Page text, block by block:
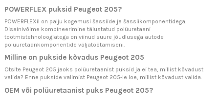
POWERFLEX puksid Peugeot 205?
POWERFLEXil on palju kogemusi šassiide ja šassiikomponentidega.
Disainivõime kombineerimine täiustatud polüuretaani
tootmistehnoloogiatega on viinud suure jõudlusega autode
polüuretaankomponentide väljatöötamiseni.
Milline on pukside kõvadus Peugeot 205
Otsite Peugeot 205 jaoks polüuretaanist puksid ja ei tea, millist kõvadust
valida? Enne pukside valimist Peugeot 205-le loe, millist kõvadust valida.
OEM või polüuretaanist puks Peugeot 205?